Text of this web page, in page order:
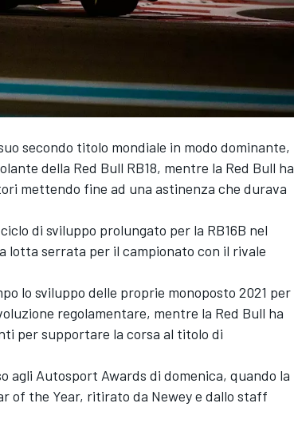
secondo titolo mondiale in modo dominante,
della Red Bull RB18, mentre la Red Bull ha
mettendo fine ad una astinenza che durava
di sviluppo prolungato per la RB16B nel
lotta serrata per il campionato con il rivale
lo sviluppo delle proprie monoposto 2021 per
regolamentare, mentre la Red Bull ha
per supportare la corsa al titolo di
agli Autosport Awards di domenica, quando la
of the Year, ritirato da Newey e dallo staff